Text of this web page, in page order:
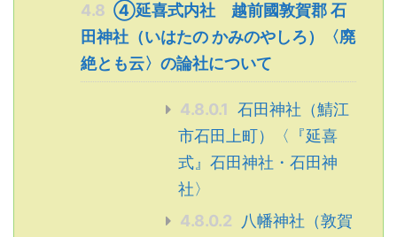
4.8 ④延喜式内社 越前國敦賀郡 石
田神社（いはたの かみのやしろ）〈廃
絶とも云〉の論社について
4.8.0.1
石田神社（鯖江
市石田上町）〈『延喜
式』石田神社・石田神
社〉
4.8.0.2
八幡神社（敦賀